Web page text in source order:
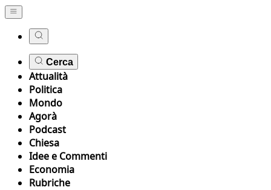
Cerca
Attualità
Politica
Mondo
Agorà
Podcast
Chiesa
Idee e Commenti
Economia
Rubriche